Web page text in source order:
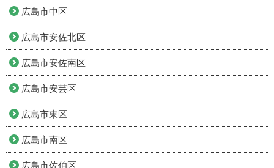
広島市中区
広島市安佐北区
広島市安佐南区
広島市安芸区
広島市東区
広島市南区
広島市佐伯区